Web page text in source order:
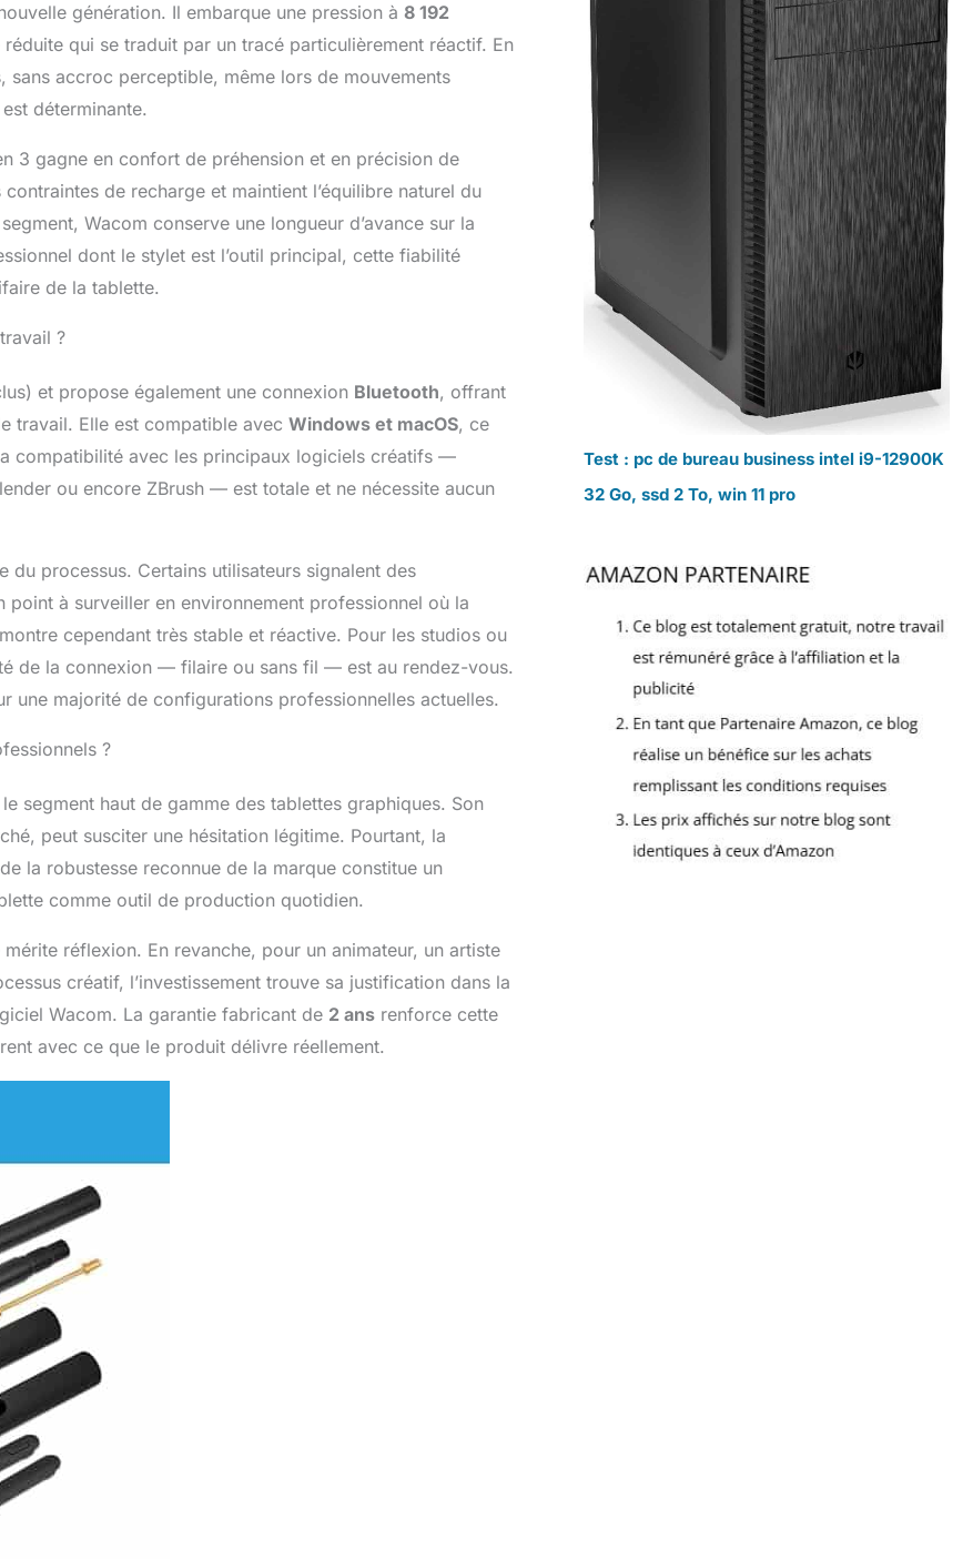
génération. Il embarque une pression à 8 192
qui se traduit par un tracé particulièrement réactif. En
accroc perceptible, même lors de mouvements
déterminante.
3 gagne en confort de préhension et en précision de
de recharge et maintient l’équilibre naturel du
Wacom conserve une longueur d’avance sur la
dont le stylet est l’outil principal, cette fiabilité
de la tablette.
?
et propose également une connexion Bluetooth, offrant
travail. Elle est compatible avec Windows et macOS, ce
compatibilité avec les principaux logiciels créatifs —
ou encore ZBrush — est totale et ne nécessite aucun
du processus. Certains utilisateurs signalent des
point à surveiller en environnement professionnel où la
cependant très stable et réactive. Pour les studios ou
de la connexion — filaire ou sans fil — est au rendez-vous.
majorité de configurations professionnelles actuelles.
?
segment haut de gamme des tablettes graphiques. Son
peut susciter une hésitation légitime. Pourtant, la
la robustesse reconnue de la marque constitue un
comme outil de production quotidien.
réflexion. En revanche, pour un animateur, un artiste
créatif, l’investissement trouve sa justification dans la
Wacom. La garantie fabricant de 2 ans renforce cette
avec ce que le produit délivre réellement.
Test : pc de bureau business intel i9-12900K
32 Go, ssd 2 To, win 11 pro